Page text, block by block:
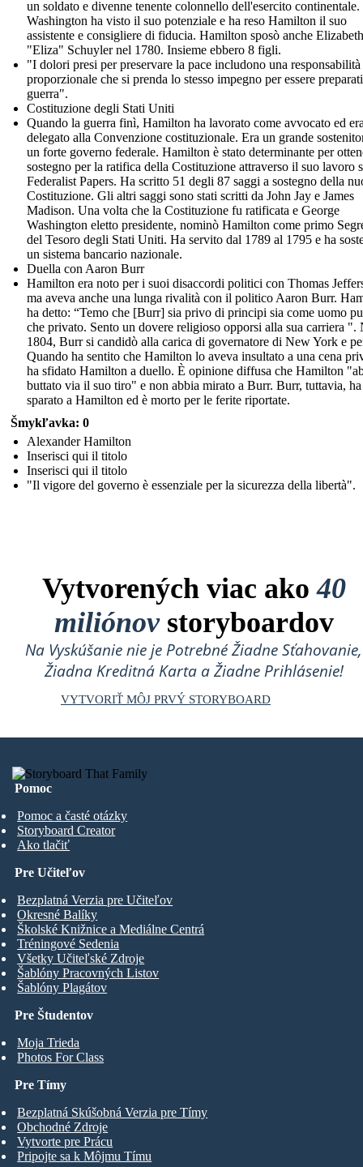
un soldato e divenne tenente colonnello dell'esercito continentale.
Washington ha visto il suo potenziale e ha reso Hamilton il suo
assistente e consigliere di fiducia. Hamilton sposò anche Elizabeth
"Eliza" Schuyler nel 1780. Insieme ebbero 8 figli.
"I dolori presi per preservare la pace includono una responsabilità
proporzionale che si prenda lo stesso impegno per essere
guerra".
Costituzione degli Stati Uniti
Quando la guerra finì, Hamilton ha lavorato come avvocato ed
delegato alla Convenzione costituzionale. Era un grande
un forte governo federale. Hamilton è stato determinante per
sostegno per la ratifica della Costituzione attraverso il suo lavoro
Federalist Papers. Ha scritto 51 degli 87 saggi a sostegno della
Costituzione. Gli altri saggi sono stati scritti da John Jay e James
Madison. Una volta che la Costituzione fu ratificata e George
Washington eletto presidente, nominò Hamilton come primo
del Tesoro degli Stati Uniti. Ha servito dal 1789 al 1795 e ha
un sistema bancario nazionale.
Duella con Aaron Burr
Hamilton era noto per i suoi disaccordi politici con Thomas
ma aveva anche una lunga rivalità con il politico Aaron Burr.
ha detto: “Temo che [Burr] sia privo di principi sia come uomo
che privato. Sento un dovere religioso opporsi alla sua carriera ".
1804, Burr si candidò alla carica di governatore di New York e
Quando ha sentito che Hamilton lo aveva insultato a una cena
ha sfidato Hamilton a duello. È opinione diffusa che Hamilton
buttato via il suo tiro" e non abbia mirato a Burr. Burr, tuttavia, ha
sparato a Hamilton ed è morto per le ferite riportate.
Šmykľavka: 0
Alexander Hamilton
Inserisci qui il titolo
Inserisci qui il titolo
"Il vigore del governo è essenziale per la sicurezza della libertà".
Vytvorených viac ako40
miliónovstoryboardov
Na Vyskúšanie nie je Potrebné Žiadne Sťahovanie,
Žiadna Kreditná Karta a Žiadne Prihlásenie!
VYTVORIŤ MÔJ PRVÝ STORYBOARD
Pomoc
Pomoc a časté otázky
Storyboard Creator
Ako tlačiť
Pre Študentov
Moja Trieda
Photos For Class
Pre Učiteľov
Bezplatná Verzia pre Učiteľov
Okresné Balíky
Školské Knižnice a Mediálne Centrá
Tréningové Sedenia
Všetky Učiteľské Zdroje
Šablóny Pracovných Listov
Šablóny Plagátov
Pre Tímy
Bezplatná Skúšobná Verzia pre Tímy
Obchodné Zdroje
Vytvorte pre Prácu
Pripojte sa k Môjmu Tímu